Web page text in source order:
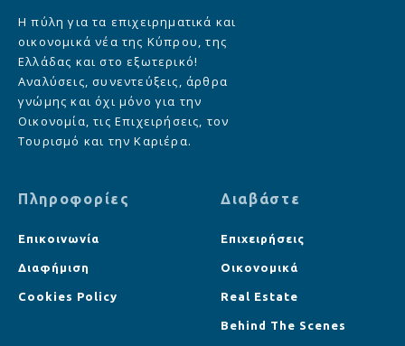
Η πύλη για τα επιχειρηματικά και
οικονομικά νέα της Κύπρου, της
Ελλάδας και στο εξωτερικό!
Αναλύσεις, συνεντεύξεις, άρθρα
γνώμης και όχι μόνο για την
Οικονομία, τις Επιχειρήσεις, τον
Τουρισμό και την Καριέρα.
Πληροφορίες
Επικοινωνία
Διαφήμιση
Cookies Policy
Διαβάστε
Επιχειρήσεις
Οικονομικά
Real Estate
Behind The Scenes